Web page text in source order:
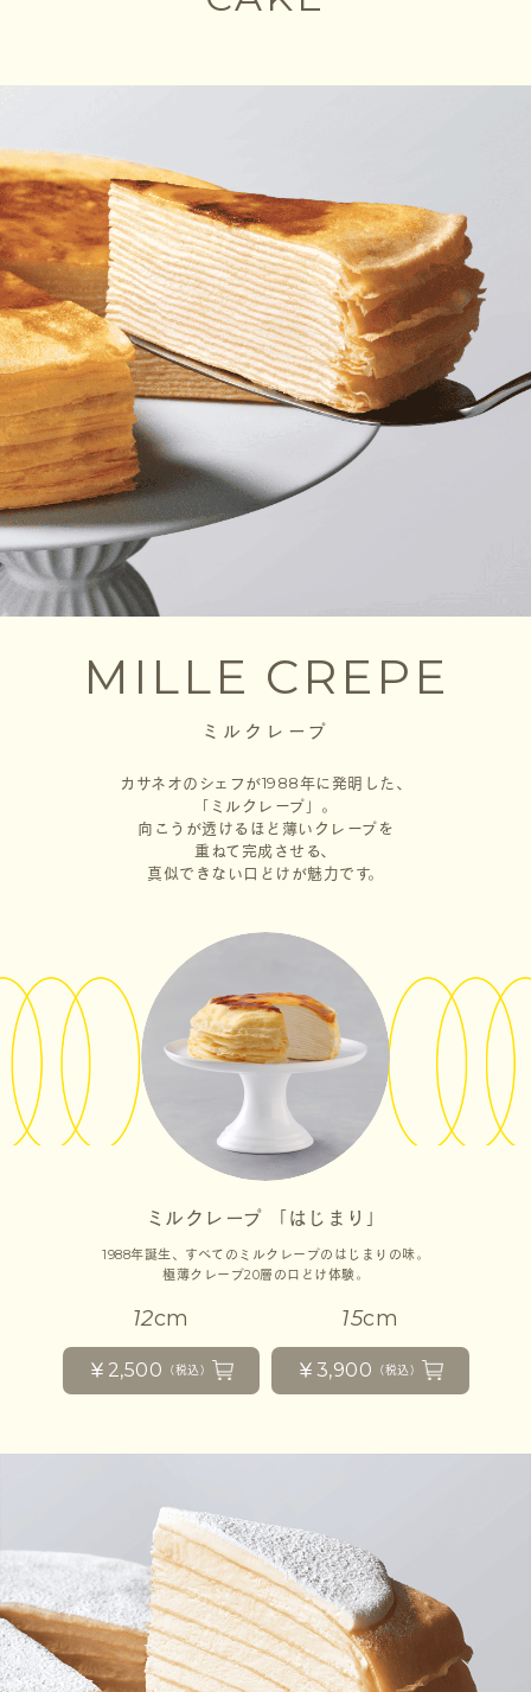
MILLE CREPE
ミルクレープ
カサネオのシェフが1988年に発明した、
「ミルクレープ」。
向こうが透けるほど薄いクレープを
重ねて完成させる、
真似できない口どけが魅力です。
ミルクレープ 「はじまり」
1988年誕生、すべてのミルクレープのはじまりの味。
極薄クレープ20層の口どけ体験。
12cm
￥2,500 （税込）
15cm
￥3,900 （税込）